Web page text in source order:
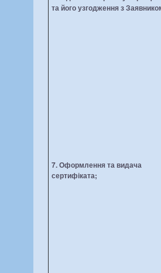
та його узгодження з
7. Оформлення та видача
сертифіката;